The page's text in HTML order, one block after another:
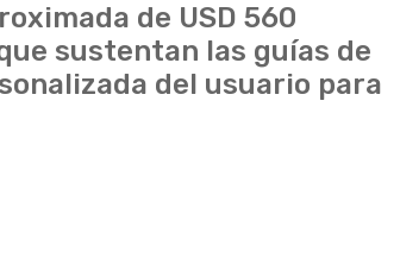
de USD 560
sustentan las guías de
del usuario para